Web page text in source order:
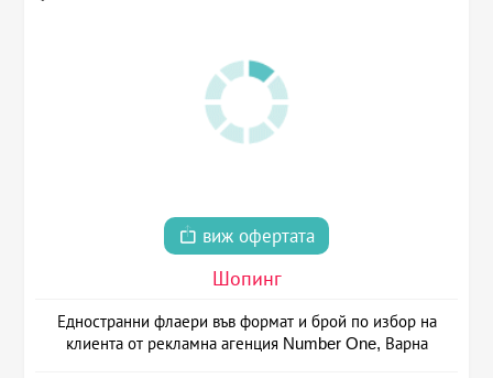
виж офертата
Шопинг
Едностранни флаери във формат и брой по избор на
клиента от рекламна агенция Number One, Варна